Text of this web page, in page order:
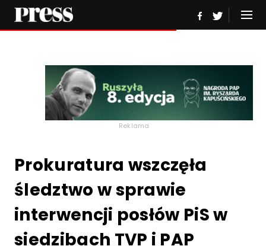
Reklama
Prokuratura wszczęła
śledztwo w sprawie
interwencji posłów PiS w
siedzibach TVP i PAP